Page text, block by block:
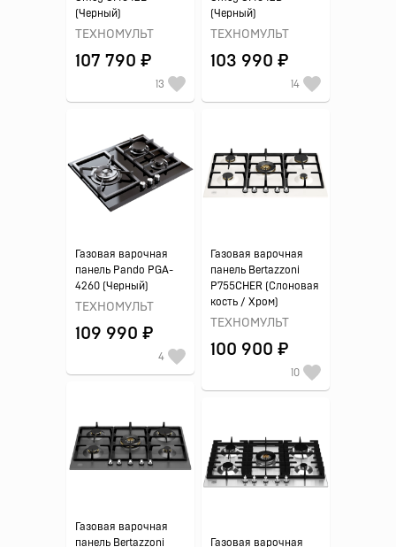
(Черный)
ТЕХНОМУЛЬТ
107 790 ₽
13
(Черный)
ТЕХНОМУЛЬТ
103 990 ₽
14
Газовая варочная
панель Pando PGA-
4260 (Черный)
ТЕХНОМУЛЬТ
109 990 ₽
4
Газовая варочная
панель Bertazzoni
P755CHER (Слоновая
кость / Хром)
ТЕХНОМУЛЬТ
100 900 ₽
10
Газовая варочная
панель Bertazzoni
Газовая варочная